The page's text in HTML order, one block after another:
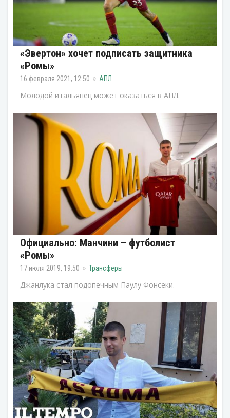
«Эвертон» хочет подписать защитника
«Ромы»
16 февраля 2021, 12:50 АПЛ
Молодой итальянец может оказаться в АПЛ.
Официально: Манчини – футболист
«Ромы»
17 июля 2019, 19:50 Трансферы
Джанлука стал подопечным Паулу Фонсеки.